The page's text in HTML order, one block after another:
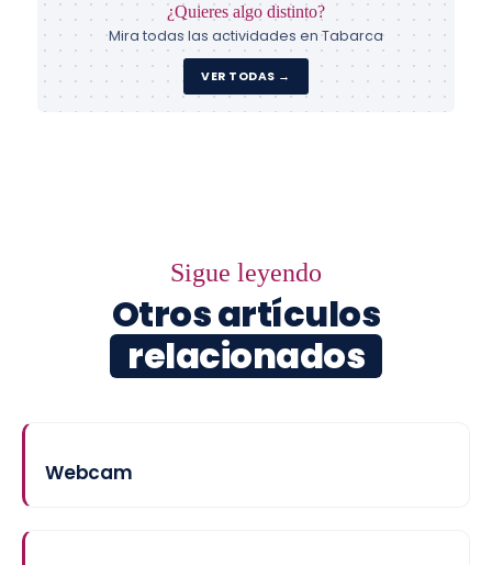
¿Quieres algo distinto?
Mira todas las actividades en Tabarca
VER TODAS →
Sigue leyendo
Otros artículos
relacionados
Webcam